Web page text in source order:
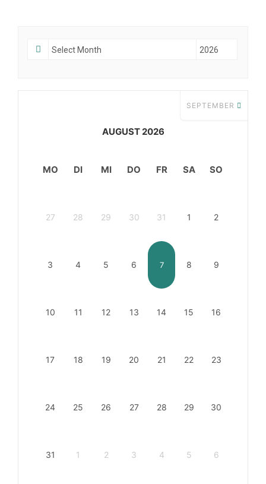
AUGUST 2026
SEPTEMBER
MO DI MI DO FR SA SO
27 28 29 30 31 1 2
3 4 5 6 7 8 9
10 11 12 13 14 15 16
17 18 19 20 21 22 23
24 25 26 27 28 29 30
31 1 2 3 4 5 6